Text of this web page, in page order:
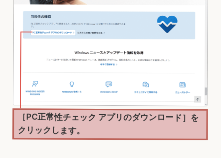
［PC正常性チェック アプリのダウンロード］を
クリックします。